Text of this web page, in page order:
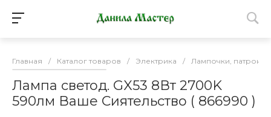
Главная / Каталог товаров / Электрика / Лампочки, патроны
Лампа светод. GX53 8Вт 2700K
590лм Ваше Сиятельство ( 866990 )